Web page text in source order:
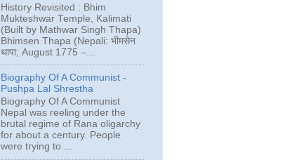
History Revisited : Bhim
Mukteshwar Temple, Kalimati
(Built by Mathwar Singh Thapa)
Bhimsen Thapa (Nepali: भीमसेन
थापा; August 1775 –...
Biography Of A Communist -
Pushpa Lal Shrestha
Biography Of A Communist
Nepal was reeling under the
brutal regime of Rana oligarchy
for about a century. People
were trying to ...